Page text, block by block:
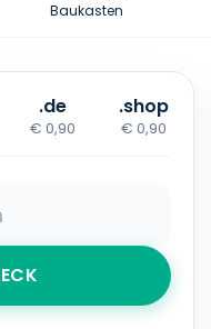
Baukasten
.de
€ 0,90
.shop
€ 0,90